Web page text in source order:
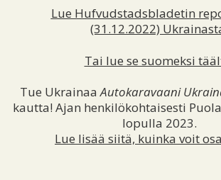
Lue Hufvudstadsbladetin
(31.12.2022)
Tai lue se suomeksi
Tue UkrainaaAutokaravaani
kautta! Ajan henkilökohtaisesti
lopulla 2023.
Lue lisää siitä, kuinka voit